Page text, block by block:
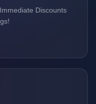
Discounts